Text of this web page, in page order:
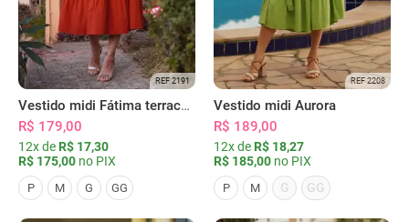
REF 2191
Vestido midi Fátima terracota
R$ 179,00
12x de R$ 17,30
R$ 175,00 no PIX
P M G GG
REF 2208
Vestido midi Aurora
R$ 189,00
12x de R$ 18,27
R$ 185,00 no PIX
P M G GG